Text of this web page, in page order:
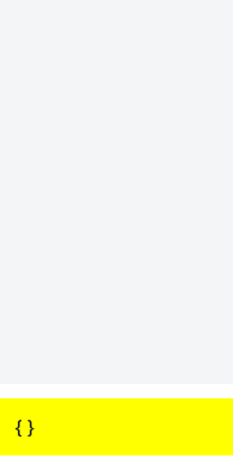
{ }